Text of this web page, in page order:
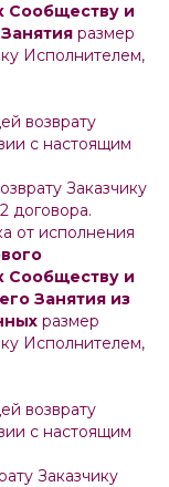
Сообществу и
размер
Исполнителем,
возврату
с настоящим
Заказчику
договора.
от исполнения
Сообществу и
Занятия из
размер
Исполнителем,
возврату
с настоящим
Заказчику